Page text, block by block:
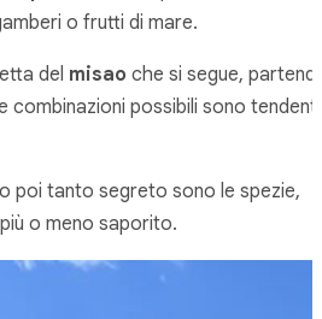
o frutti di mare.
del misao che si segue,
possibili sono tendenti
poi tanto segreto sono le spezie,
più o meno saporito.